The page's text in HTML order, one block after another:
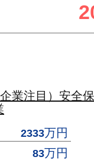
業注目）安全
2333万円
83万円